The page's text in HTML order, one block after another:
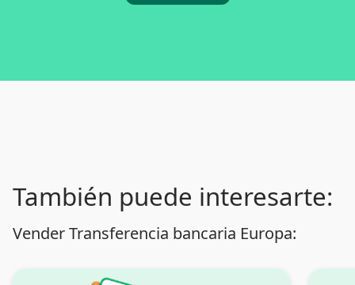
También puede interesarte:
Vender Transferencia bancaria Europa: